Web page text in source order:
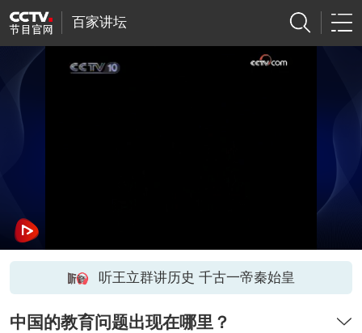
百家讲坛
听王立群讲历史 千古一帝秦始皇
中国的教育问题出现在哪里？